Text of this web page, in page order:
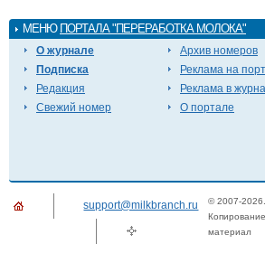
МЕНЮ ПОРТАЛА "ПЕРЕРАБОТКА МОЛОКА"
О журнале
Подписка
Редакция
Свежий номер
Архив номеров
Реклама на
Реклама в
О портале
support@milkbranch.ru © 2007-
материал